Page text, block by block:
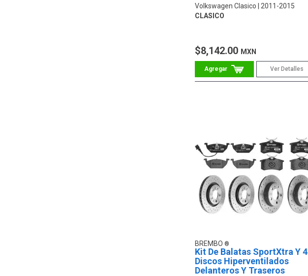
Volkswagen Clasico
2011-2015
CLASICO
$8,142.00 MXN
Ver Detalles
BREMBO
Kit De Balatas SportXtra Y 4
Discos Hiperventilados
Delanteros Y Traseros